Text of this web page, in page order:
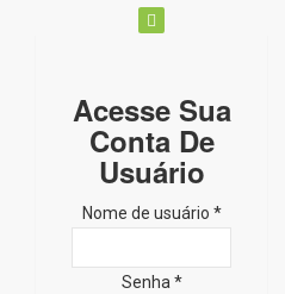
Acesse Sua
Conta De
Usuário
Nome de usuário *
Senha *